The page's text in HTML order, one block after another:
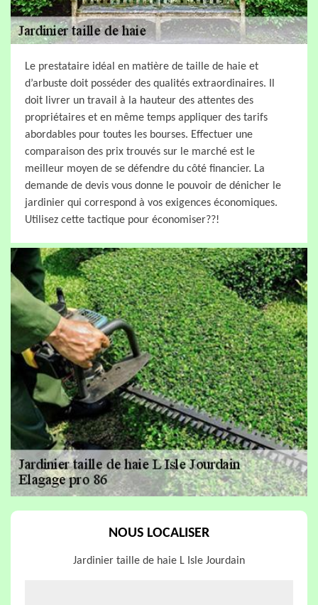
Le prestataire idéal en matière de taille de haie et
d’arbuste doit posséder des qualités extraordinaires. Il
doit livrer un travail à la hauteur des attentes des
propriétaires et en même temps appliquer des tarifs
abordables pour toutes les bourses. Effectuer une
comparaison des prix trouvés sur le marché est le
meilleur moyen de se défendre du côté financier. La
demande de devis vous donne le pouvoir de dénicher le
jardinier qui correspond à vos exigences économiques.
Utilisez cette tactique pour économiser??!
NOUS LOCALISER
Jardinier taille de haie L Isle Jourdain